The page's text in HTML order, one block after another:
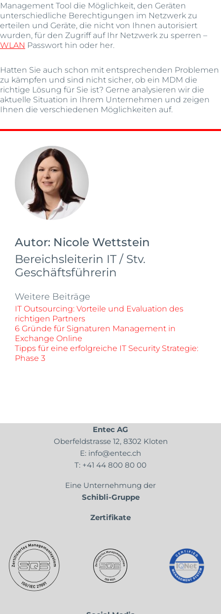
Management Tool die Möglichkeit, den Geräten
unterschiedliche Berechtigungen im Netzwerk zu
erteilen und Geräte, die nicht von Ihnen autorisiert
wurden, für den Zugriff auf Ihr Netzwerk zu sperren –
WLAN Passwort hin oder her.
Hatten Sie auch schon mit entsprechenden Problemen
zu kämpfen und sind nicht sicher, ob ein MDM die
richtige Lösung für Sie ist? Gerne analysieren wir die
aktuelle Situation in Ihrem Unternehmen und zeigen
Ihnen die verschiedenen Möglichkeiten auf.
Autor: Nicole Wettstein
Bereichsleiterin IT / Stv.
Geschäftsführerin
Weitere Beiträge
IT Outsourcing: Vorteile und Evaluation des
richtigen Partners
6 Gründe für Signaturen Management in
Exchange Online
Tipps für eine erfolgreiche IT Security Strategie:
Phase 3
Entec AG
Oberfeldstrasse 12, 8302 Kloten
E: info@entec.ch
T: +41 44 800 80 00
Eine Unternehmung der
Schibli-Gruppe
Zertifikate